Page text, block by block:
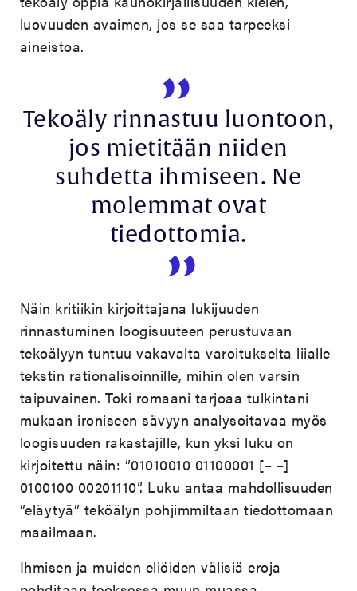
luovuuden avaimen, jos se saa tarpeeksi
aineistoa.
Tekoäly rinnastuu luontoon,
jos mietitään niiden
suhdetta ihmiseen. Ne
molemmat ovat
tiedottomia.
Näin kritiikin kirjoittajana lukijuuden
rinnastuminen loogisuuteen perustuvaan
tekoälyyn tuntuu vakavalta varoitukselta liialle
tekstin rationalisoinnille, mihin olen varsin
taipuvainen. Toki romaani tarjoaa tulkintani
mukaan ironiseen sävyyn analysoitavaa myös
loogisuuden rakastajille, kun yksi luku on
kirjoitettu näin: ”01010010 01100001 [– –]
0100100 00201110”. Luku antaa mahdollisuuden
”eläytyä” teköälyn pohjimmiltaan tiedottomaan
maailmaan.
Ihmisen ja muiden eliöiden välisiä eroja